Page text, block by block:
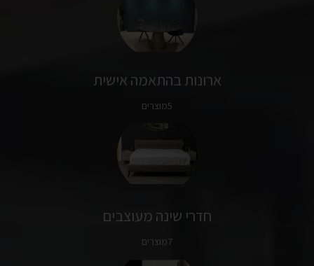
ארונות בהתאמה אישית
5מוצרים
חדרי שינה מעוצבים
7מוצרים